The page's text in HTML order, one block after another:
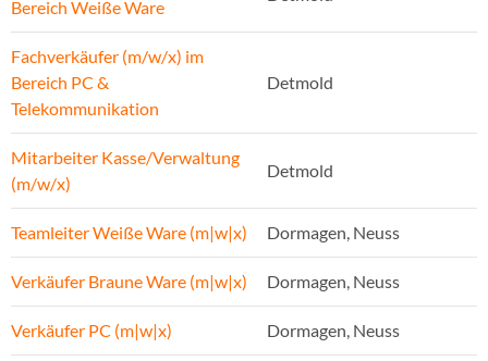
Bereich Weiße Ware
Fachverkäufer (m/w/x) im
Bereich PC &
Telekommunikation
Detmold
Mitarbeiter Kasse/Verwaltung
(m/w/x)
Detmold
Teamleiter Weiße Ware (m|w|x) Dormagen, Neuss
Verkäufer Braune Ware (m|w|x) Dormagen, Neuss
Verkäufer PC (m|w|x) Dormagen, Neuss